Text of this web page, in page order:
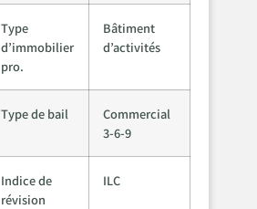
Type
d’immobilier
pro.
Bâtiment
d’activités
Type de bail
Commercial
3-6-9
Indice de
révision
ILC